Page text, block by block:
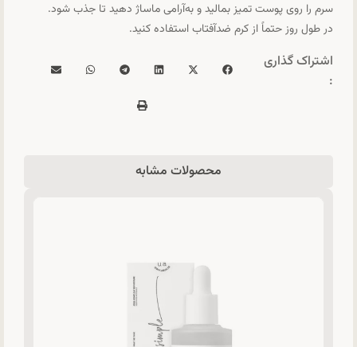
سرم را روی پوست تمیز بمالید و به‌آرامی ماساژ دهید تا جذب شود.
در طول روز حتماً از کرم ضدآفتاب استفاده کنید.
اشتراک گذاری
:
محصولات مشابه